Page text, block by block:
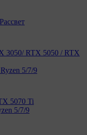
3050/ RTX 5050 / RTX
5/7/9
5070 Ti
5/7/9